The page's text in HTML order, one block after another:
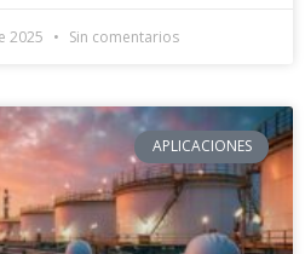
2025 Sin comentarios
APLICACIONES